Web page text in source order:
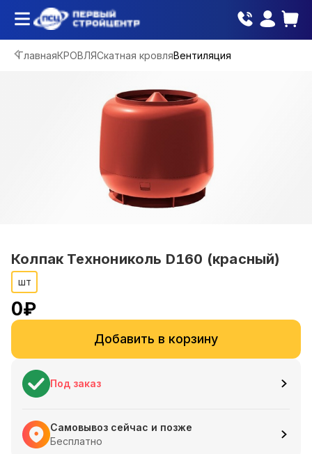
ГлавнаяКРОВЛЯСкатная кровляВентиляция
Колпак Технониколь D160 (красный)
шт
0₽
Добавить в корзину
Под заказ
Самовывоз сейчас и позже
Бесплатно